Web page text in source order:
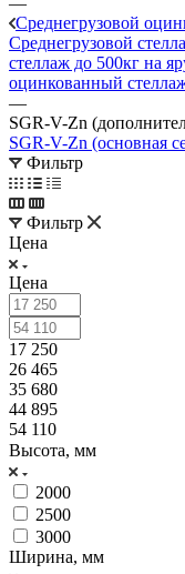
Среднегрузовой
Среднегрузовой
стеллаж до 500кг на
оцинкованный
—
SGR-V-Zn
SGR-V-Zn (основная
Фильтр
Фильтр
Цена
Цена
17 250
26 465
35 680
44 895
54 110
Высота, мм
2000
2500
3000
Ширина, мм